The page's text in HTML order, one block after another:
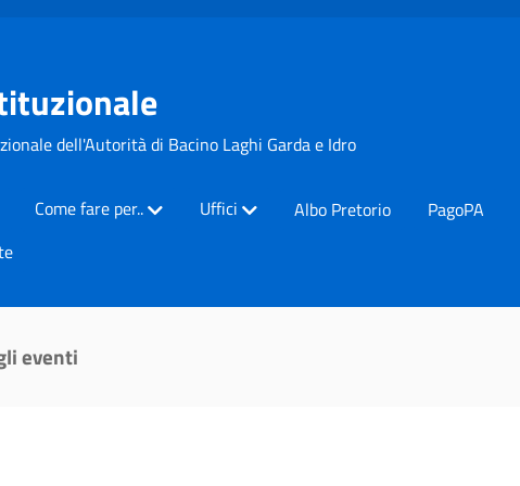
dell'Autorità di Bacino Laghi Garda e Idro
Come fare per.. Uffici Albo Pretorio PagoPA
eventi